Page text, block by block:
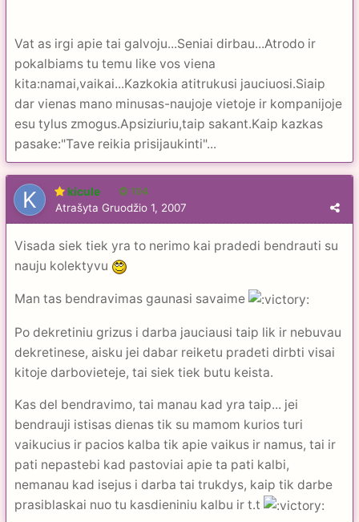
Vat as irgi apie tai galvoju...Seniai dirbau...Atrodo ir
pokalbiams tu temu like vos viena
kita:namai,vaikai...Kazkokia atitrukusi jauciuosi.Siaip
dar vienas mano minusas-naujoje vietoje ir kompanijoje
esu tylus zmogus.Apsiziuriu,taip sakant.Kaip kazkas
pasake:"Tave reikia prisijaukinti"...
kicule 104
Atrašyta Gruodžio 1, 2007
Visada siek tiek yra to nerimo kai pradedi bendrauti su
nauju kolektyvu
Man tas bendravimas gaunasi savaime
Po dekretiniu grizus i darba jauciausi taip lik ir nebuvau
dekretinese, aisku jei dabar reiketu pradeti dirbti visai
kitoje darbovieteje, tai siek tiek butu keista.
Kas del bendravimo, tai manau kad yra taip... jei
bendrauji istisas dienas tik su mamom kurios turi
vaikucius ir pacios kalba tik apie vaikus ir namus, tai ir
pati nepastebi kad pastoviai apie ta pati kalbi,
nemanau kad isejus i darba tai trukdys, kaip tik darbe
prasiblaskai nuo tu kasdieniniu kalbu ir t.t